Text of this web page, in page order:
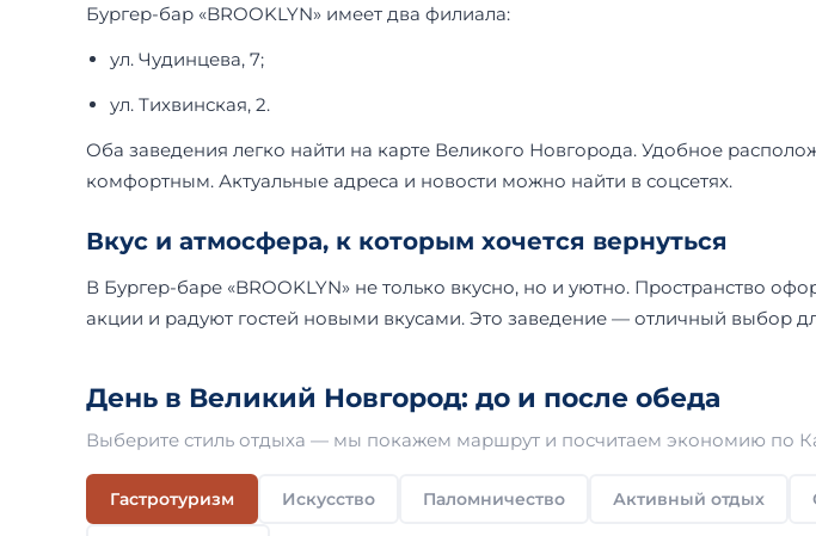
Бургер-бар «BROOKLYN» имеет два филиала:
ул. Чудинцева, 7;
ул. Тихвинская, 2.
Оба заведения легко найти на карте Великого Новгорода. Удобное
комфортным. Актуальные адреса и новости можно найти в соцсетях.
Вкус и атмосфера, к которым хочется вернуться
В Бургер-баре «BROOKLYN» не только вкусно, но и уютно. Пространство
акции и радуют гостей новыми вкусами. Это заведение — отличный выбор
День в Великий Новгород: до и после обеда
Выберите стиль отдыха — мы покажем маршрут и посчитаем экономию по
Гастротуризм Искусство Паломничество Активный отдых